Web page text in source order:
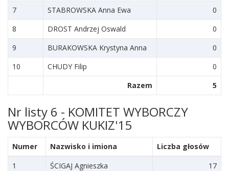
7
STABROWSKA Anna Ewa
0
8
DROST Andrzej Oswald
0
9
BURAKOWSKA Krystyna Anna
0
10
CHUDY Filip
0
Razem
5
Nr listy 6 - KOMITET WYBORCZY
WYBORCÓW KUKIZ'15
Numer Nazwisko i imiona
Liczba głosów
1
ŚCIGAJ Agnieszka
17